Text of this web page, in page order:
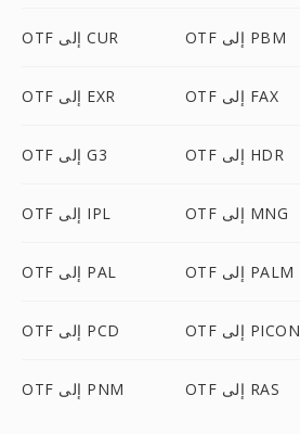
OTF إلى CUR OTF إلى PBM
OTF إلى EXR OTF إلى FAX
OTF إلى G3 OTF إلى HDR
OTF إلى IPL OTF إلى MNG
OTF إلى PAL OTF إلى PALM
OTF إلى PCD OTF إلى PICON
OTF إلى PNM OTF إلى RAS